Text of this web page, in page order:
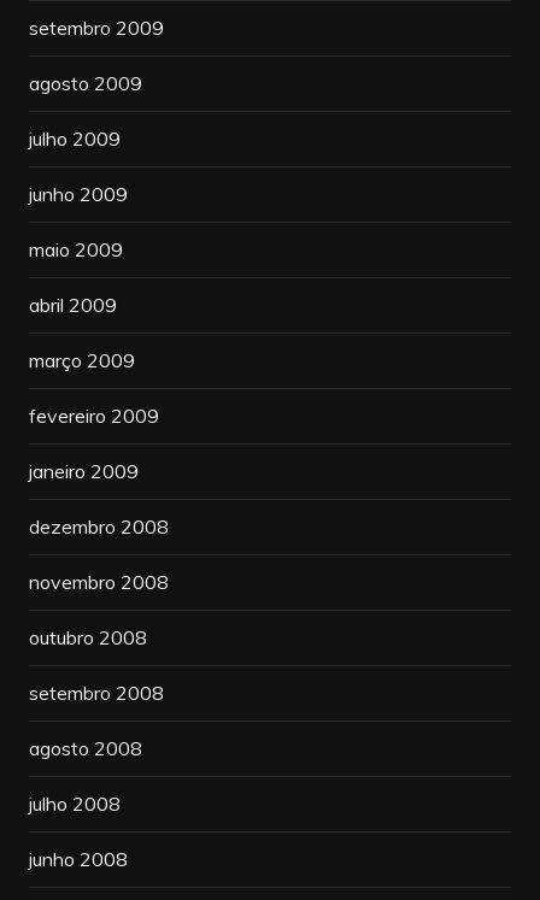
setembro 2009
agosto 2009
julho 2009
junho 2009
maio 2009
abril 2009
março 2009
fevereiro 2009
janeiro 2009
dezembro 2008
novembro 2008
outubro 2008
setembro 2008
agosto 2008
julho 2008
junho 2008